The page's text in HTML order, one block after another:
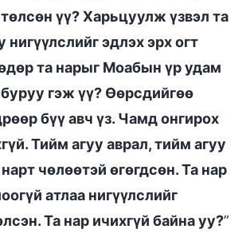
үү? Харьцуулж үзвэл та
нигүүлслийг эдлэх эрх огт
та нарыг Моабын үр удам
гэж үү? Өөрсдийгөө
бүү авч үз. Чамд онгирох
Тийм агуу аврал, тийм агуу
чөлөөтэй өгөгдсөн. Та нар
атлаа нигүүлслийг
Та нар ичихгүй байна уу?”